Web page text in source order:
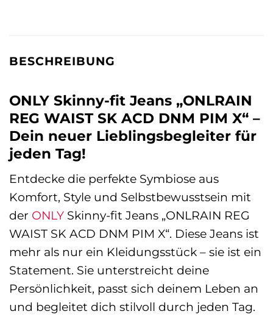
BESCHREIBUNG
ONLY Skinny-fit Jeans „ONLRAIN
REG WAIST SK ACD DNM PIM X“ –
Dein neuer Lieblingsbegleiter für
jeden Tag!
Entdecke die perfekte Symbiose aus
Komfort, Style und Selbstbewusstsein mit
der ONLY Skinny-fit Jeans „ONLRAIN REG
WAIST SK ACD DNM PIM X“. Diese Jeans ist
mehr als nur ein Kleidungsstück – sie ist ein
Statement. Sie unterstreicht deine
Persönlichkeit, passt sich deinem Leben an
und begleitet dich stilvoll durch jeden Tag.